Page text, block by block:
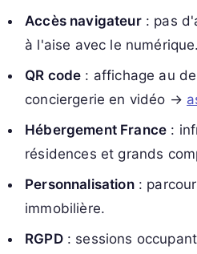
Accès navigateur: pas
à l'aise avec le numérique.
QR code : affichage au
conciergerie en vidéo →
Hébergement France :
résidences et grands
Personnalisation:
immobilière.
RGPD: sessions